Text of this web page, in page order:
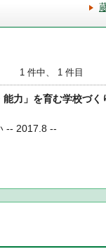
1 件中、 1 件目
力」を育む学校づ
-- 2017.8 --